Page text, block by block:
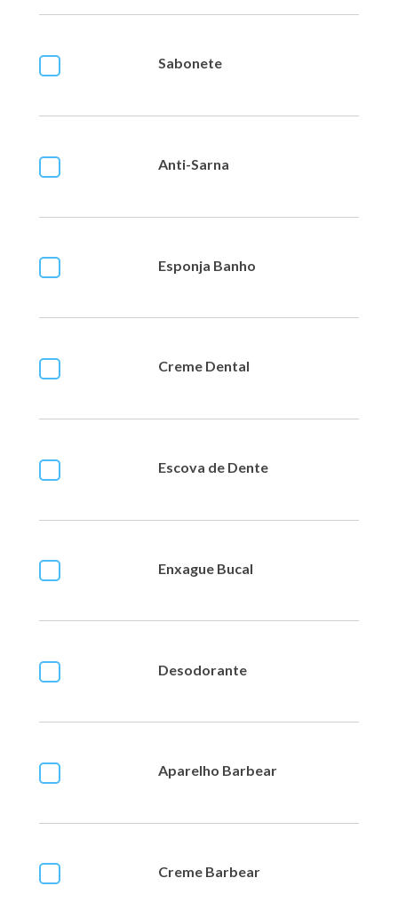
Sabonete
Anti-Sarna
Esponja Banho
Creme Dental
Escova de Dente
Enxague Bucal
Desodorante
Aparelho Barbear
Creme Barbear